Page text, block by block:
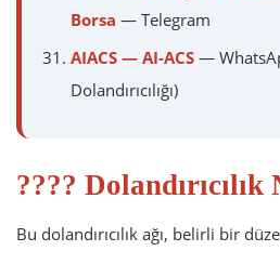
Borsa — Telegram
AIACS — AI-ACS —
Dolandırıcılığı)
????
Bu dolandırıcılık ağı, belirli bir